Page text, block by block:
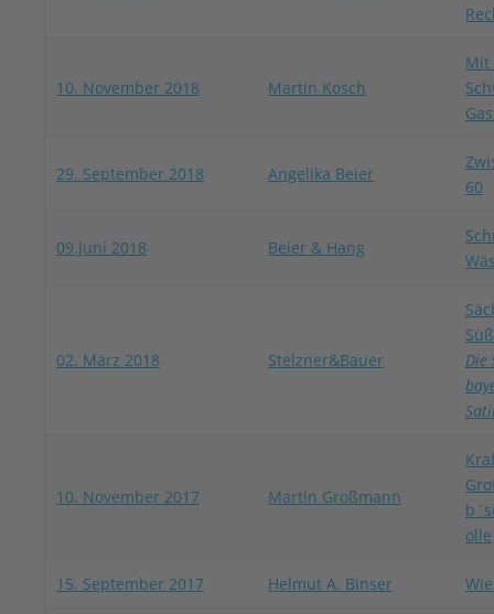
10. November 2018 Martin Kosch
Mit
29. September 2018 Angelika Beier
60
09.Juni 2018 Beier & Hang
02. März 2018 Stelzner&Bauer
Die
10. November 2017 Martin Großmann
olle
15. September 2017 Helmut A. Binser